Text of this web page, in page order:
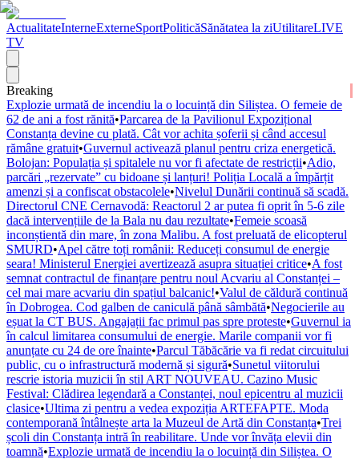
ActualitateInterneExterneSportPoliticăSănătatea la ziUtilitareLIVE
TV
Breaking
Explozie urmată de incendiu la o locuință din Siliștea. O femeie de
62 de ani a fost rănită•Parcarea de la Pavilionul Expozițional
Constanța devine cu plată. Cât vor achita șoferii și când accesul
rămâne gratuit•Guvernul activează planul pentru criza energetică.
Bolojan: Populația și spitalele nu vor fi afectate de restricții•Adio,
parcări „rezervate” cu bidoane și lanțuri! Poliția Locală a împărțit
amenzi și a confiscat obstacolele•Nivelul Dunării continuă să scadă.
Directorul CNE Cernavodă: Reactorul 2 ar putea fi oprit în 5-6 zile
dacă intervențiile de la Bala nu dau rezultate•Femeie scoasă
inconștientă din mare, în zona Malibu. A fost preluată de elicopterul
SMURD•Apel către toți românii: Reduceți consumul de energie
seara! Ministerul Energiei avertizează asupra situației critice•A fost
semnat contractul de finanțare pentru noul Acvariu al Constanței –
cel mai mare acvariu din spațiul balcanic!•Valul de căldură continuă
în Dobrogea. Cod galben de caniculă până sâmbătă•Negocierile au
eșuat la CT BUS. Angajații fac primul pas spre proteste•Guvernul ia
în calcul limitarea consumului de energie. Marile companii vor fi
anunțate cu 24 de ore înainte•Parcul Tăbăcărie va fi redat circuitului
public, cu o infrastructură modernă și sigură•Sunetul viitorului
rescrie istoria muzicii în stil ART NOUVEAU. Cazino Music
Festival: Clădirea legendară a Constanței, noul epicentru al muzicii
clasice•Ultima zi pentru a vedea expoziția ARTEFAPTE. Moda
contemporană întâlnește arta la Muzeul de Artă din Constanța•Trei
școli din Constanța intră în reabilitare. Unde vor învăța elevii din
toamnă•Explozie urmată de incendiu la o locuință din Siliștea. O